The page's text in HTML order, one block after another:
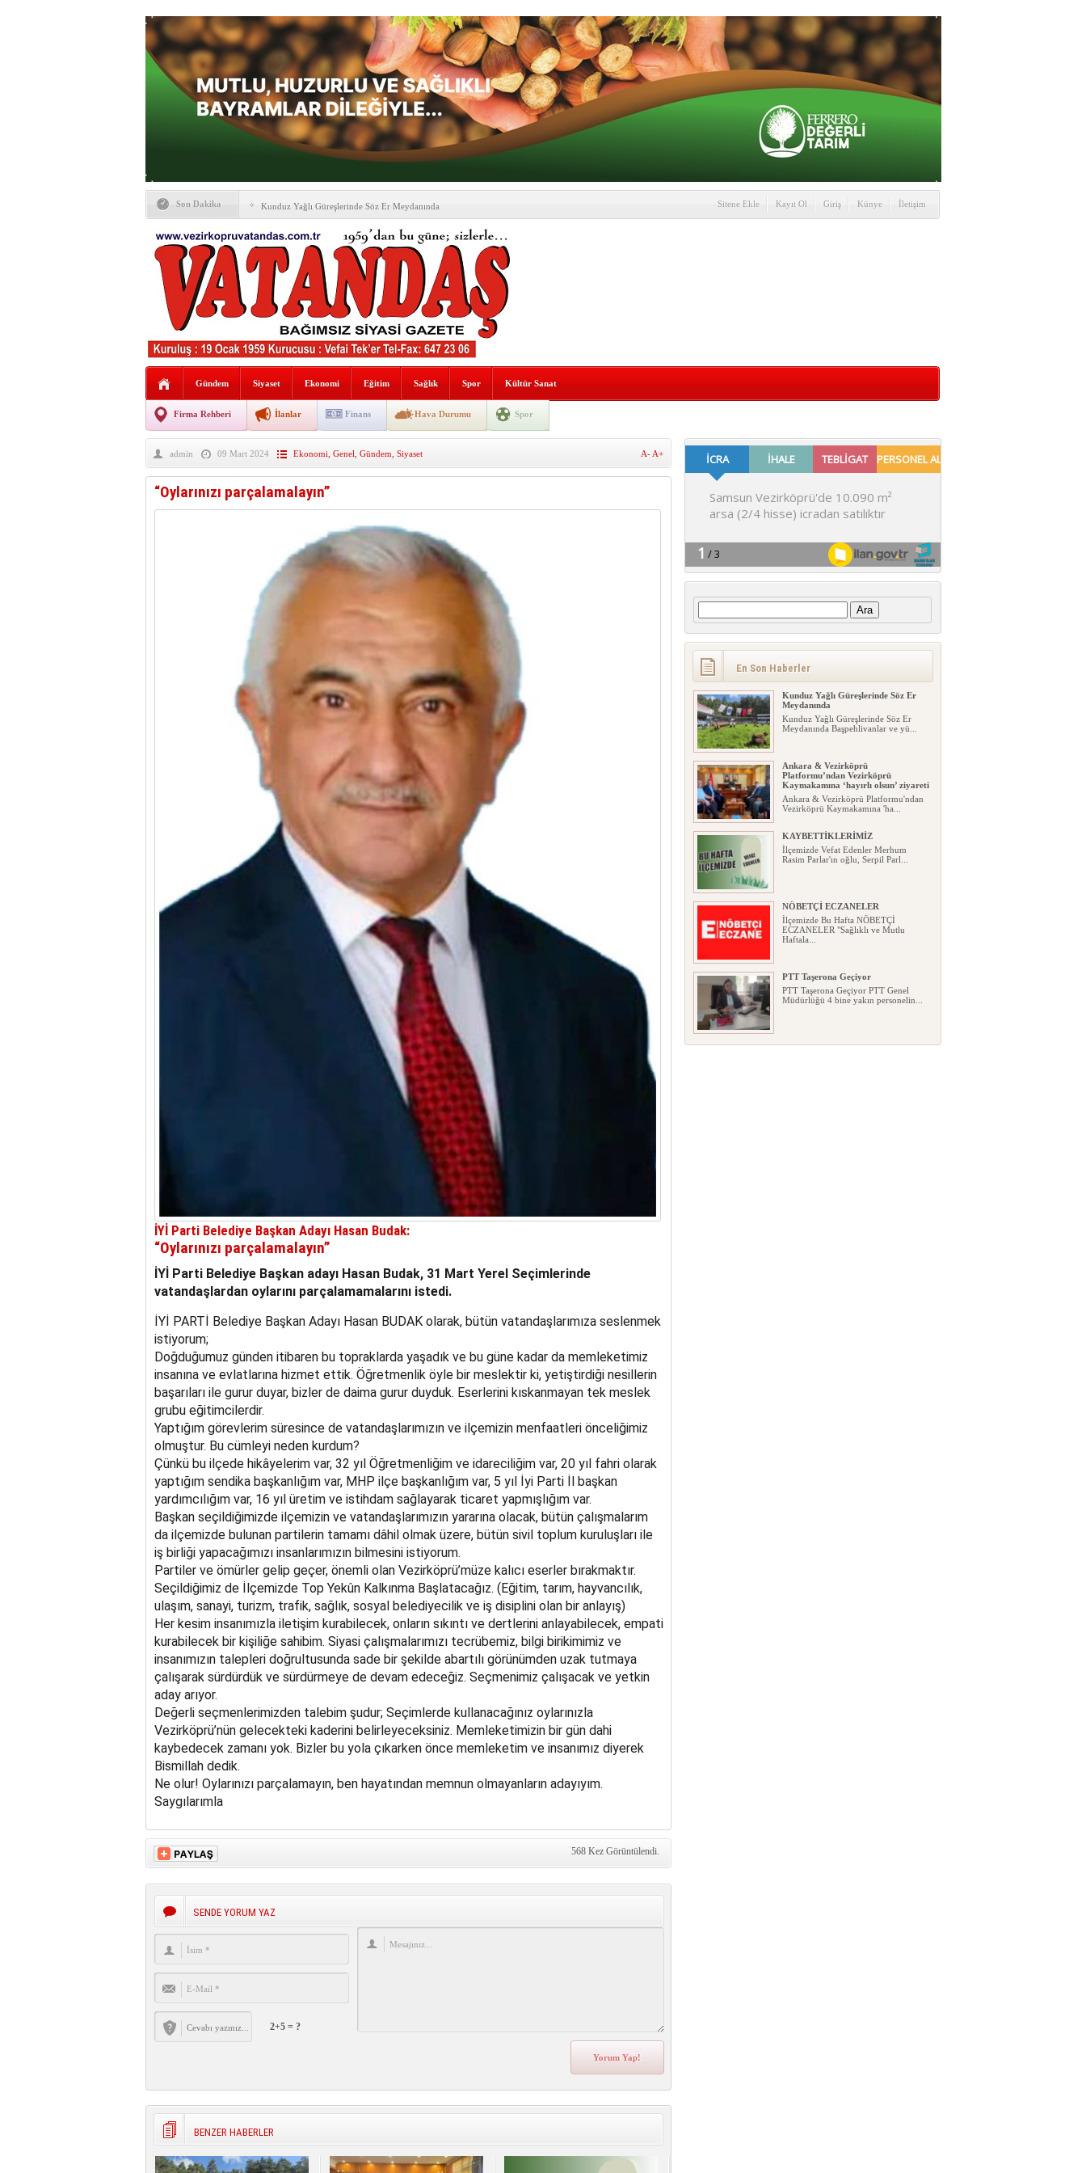
Son Dakika Kunduz Yağlı Güreşlerinde Söz Er Meydanında
Ankara & Vezirköprü Platformu’ndan Vezirköprü
Kaymakamına ‘hayırlı olsun’ ziyareti
KAYBETTİKLERİMİZ
NÖBETÇİ ECZANELER
PTT Taşerona Geçiyor
Erhan Parlar vefat etti
BANA GÖRE
Vezirköprü CHP’de istifa depremi yaşandı!
Sitene Ekle Kayıt Ol Giriş Künye İletişim
Gündem Siyaset Ekonomi Eğitim Sağlık Spor Kültür Sanat
Firma Rehberi İlanlar Finans Hava Durumu Spor
admin 09 Mart 2024 Ekonomi Genel Gündem Siyaset A- A+
“Oylarınızı parçalamalayın”
İYİ Parti Belediye Başkan Adayı Hasan Budak:
“Oylarınızı parçalamalayın”
İYİ Parti Belediye Başkan adayı Hasan Budak, 31 Mart Yerel Seçimlerinde
vatandaşlardan oylarını parçalamamalarını istedi.
İYİ PARTİ Belediye Başkan Adayı Hasan BUDAK olarak, bütün vatandaşlarımıza seslenmek
istiyorum;
Doğduğumuz günden itibaren bu topraklarda yaşadık ve bu güne kadar da memleketimiz
insanına ve evlatlarına hizmet ettik. Öğretmenlik öyle bir meslektir ki, yetiştirdiği nesillerin
başarıları ile gurur duyar, bizler de daima gurur duyduk. Eserlerini kıskanmayan tek meslek
grubu eğitimcilerdir.
Yaptığım görevlerim süresince de vatandaşlarımızın ve ilçemizin menfaatleri önceliğimiz
olmuştur. Bu cümleyi neden kurdum?
Çünkü bu ilçede hikâyelerim var, 32 yıl Öğretmenliğim ve idareciliğim var, 20 yıl fahri olarak
yaptığım sendika başkanlığım var, MHP ilçe başkanlığım var, 5 yıl İyi Parti İl başkan
yardımcılığım var, 16 yıl üretim ve istihdam sağlayarak ticaret yapmışlığım var.
Başkan seçildiğimizde ilçemizin ve vatandaşlarımızın yararına olacak, bütün çalışmalarım
da ilçemizde bulunan partilerin tamamı dâhil olmak üzere, bütün sivil toplum kuruluşları ile
iş birliği yapacağımızı insanlarımızın bilmesini istiyorum.
Partiler ve ömürler gelip geçer, önemli olan Vezirköprü’müze kalıcı eserler bırakmaktır.
Seçildiğimiz de İlçemizde Top Yekûn Kalkınma Başlatacağız. (Eğitim, tarım, hayvancılık,
ulaşım, sanayi, turizm, trafik, sağlık, sosyal belediyecilik ve iş disiplini olan bir anlayış)
Her kesim insanımızla iletişim kurabilecek, onların sıkıntı ve dertlerini anlayabilecek, empati
kurabilecek bir kişiliğe sahibim. Siyasi çalışmalarımızı tecrübemiz, bilgi birikimimiz ve
insanımızın talepleri doğrultusunda sade bir şekilde abartılı görünümden uzak tutmaya
çalışarak sürdürdük ve sürdürmeye de devam edeceğiz. Seçmenimiz çalışacak ve yetkin
aday arıyor.
Değerli seçmenlerimizden talebim şudur; Seçimlerde kullanacağınız oylarınızla
Vezirköprü’nün gelecekteki kaderini belirleyeceksiniz. Memleketimizin bir gün dahi
kaybedecek zamanı yok. Bizler bu yola çıkarken önce memleketim ve insanımız diyerek
Bismillah dedik.
Ne olur! Oylarınızı parçalamayın, ben hayatından memnun olmayanların adayıyım.
Saygılarımla
568 Kez Görüntülendi.
SENDE YORUM YAZ
2+5 = ?
BENZER HABERLER
Arama:
En Son Haberler
Kunduz Yağlı Güreşlerinde Söz Er
Meydanında
Kunduz Yağlı Güreşlerinde Söz Er
Meydanında Başpehlivanlar ve yü...
Ankara & Vezirköprü
Platformu’ndan Vezirköprü
Kaymakamına ‘hayırlı olsun’ ziyareti
Ankara & Vezirköprü Platformu'ndan
Vezirköprü Kaymakamına 'ha...
KAYBETTİKLERİMİZ
İlçemizde Vefat Edenler Merhum
Rasim Parlar'ın oğlu, Serpil Parl...
NÖBETÇİ ECZANELER
İlçemizde Bu Hafta NÖBETÇİ
ECZANELER "Sağlıklı ve Mutlu
Haftala...
PTT Taşerona Geçiyor
PTT Taşerona Geçiyor PTT Genel
Müdürlüğü 4 bine yakın personelin...
Erhan Parlar vefat etti